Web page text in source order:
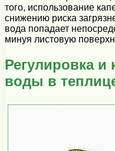
того, использование
снижению риска
вода попадает
минуя листовую
Регулировка и
воды в